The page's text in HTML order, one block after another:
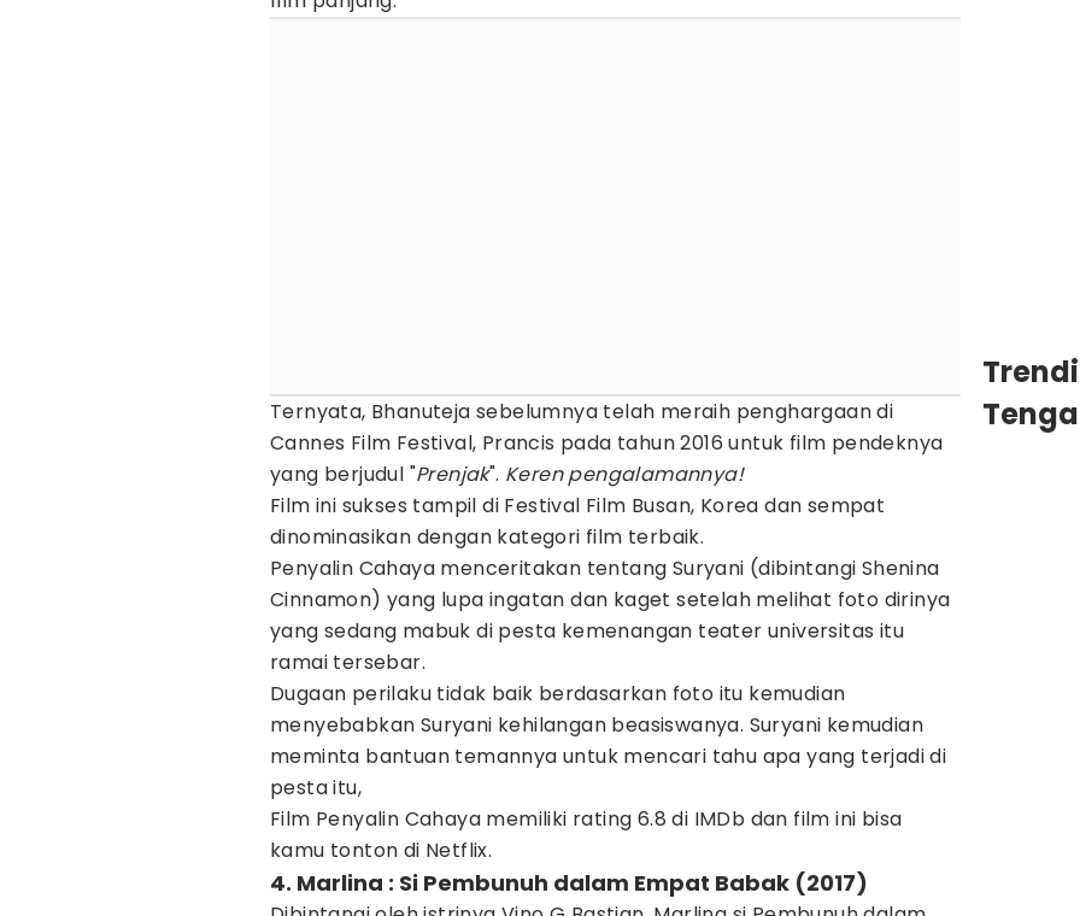
Ternyata, Bhanuteja sebelumnya telah meraih penghargaan di
Cannes Film Festival, Prancis pada tahun 2016 untuk film pendeknya
yang berjudul "Prenjak". Keren pengalamannya!
Film ini sukses tampil di Festival Film Busan, Korea dan sempat
dinominasikan dengan kategori film terbaik.
Penyalin Cahaya menceritakan tentang Suryani (dibintangi Shenina
Cinnamon) yang lupa ingatan dan kaget setelah melihat foto dirinya
yang sedang mabuk di pesta kemenangan teater universitas itu
ramai tersebar.
Dugaan perilaku tidak baik berdasarkan foto itu kemudian
menyebabkan Suryani kehilangan beasiswanya. Suryani kemudian
meminta bantuan temannya untuk mencari tahu apa yang terjadi di
pesta itu,
Film Penyalin Cahaya memiliki rating 6.8 di IMDb dan film ini bisa
kamu tonton di Netflix.
4. Marlina : Si Pembunuh dalam Empat Babak (2017)